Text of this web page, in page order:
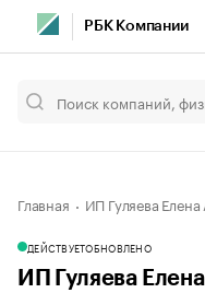
РБК Компании
Главная ИП Гуляева
ДЕЙСТВУЕТОБНОВЛЕНО
ИП Гуляева